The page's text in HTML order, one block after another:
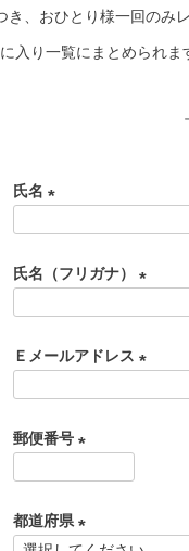
き、おひとり様一回のみ
入り一覧にまとめられま
氏名
須
氏名（フリガナ）
須
Ｅメールアドレス
郵便番号
須
都道府県